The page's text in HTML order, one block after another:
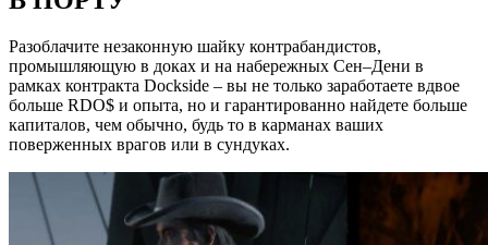
Разоблачите незаконную шайку контрабандистов,
промышляющую в доках и на набережных Сен–Дени в
рамках контракта Dockside – вы не только заработаете вдвое
больше RDO$ и опыта, но и гарантированно найдете больше
капиталов, чем обычно, будь то в карманах ваших
поверженных врагов или в сундуках.